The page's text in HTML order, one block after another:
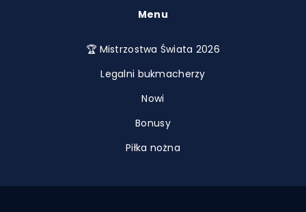
Menu
🏆 Mistrzostwa Świata 2026
Legalni bukmacherzy
Nowi
Bonusy
Piłka nożna